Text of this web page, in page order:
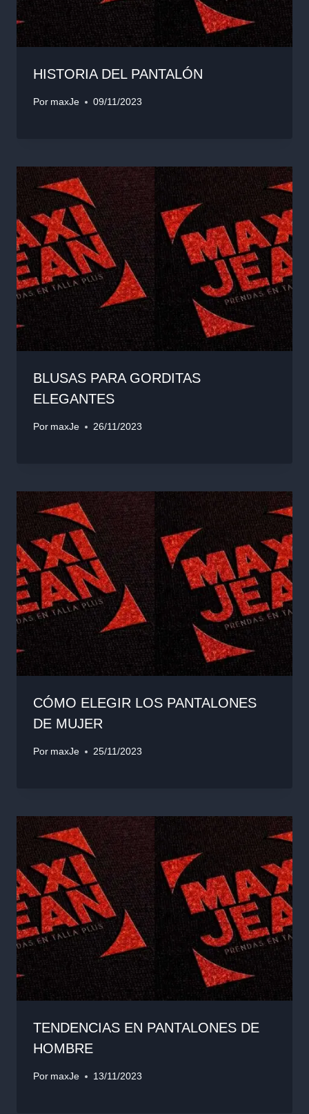
HISTORIA DEL PANTALÓN
Por maxJe 09/11/2023
BLUSAS PARA GORDITAS
ELEGANTES
Por maxJe 26/11/2023
CÓMO ELEGIR LOS PANTALONES
DE MUJER
Por maxJe 25/11/2023
TENDENCIAS EN PANTALONES DE
HOMBRE
Por maxJe 13/11/2023